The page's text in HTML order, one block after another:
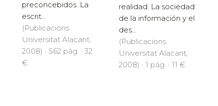
preconcebidos. La
escrit...
(Publicacions
Universitat Alacant,
2008) · 562 pàg. · 32
€
realidad. La sociedad
de la información y el
des...
(Publicacions
Universitat Alacant,
2008) · 1 pàg. · 11 €